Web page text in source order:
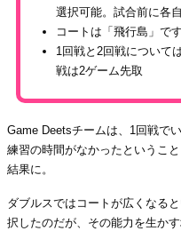
選択可能。試合前に各
コートは「飛行島」で
1回戦と2回戦について
戦は2ゲーム先取
Game Deetsチームは、1回戦で
練習の時間がなかったというこ
結果に。
ダブルスではコートが広くなる
択したのだが、その能力を生か